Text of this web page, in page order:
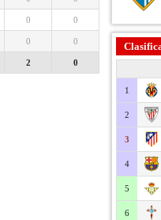
0 0
0 0
2 0
1
2
3
4
5
6